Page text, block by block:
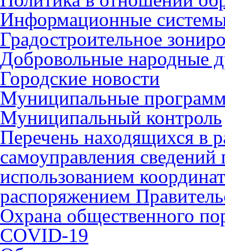
Информационные
Градостроительное
Добровольные народные
Городские новости
Муниципальные
Муниципальный контроль
Перечень находящихся в
самоуправления
использованием
распоряжением
Охрана общественного
COVID-19